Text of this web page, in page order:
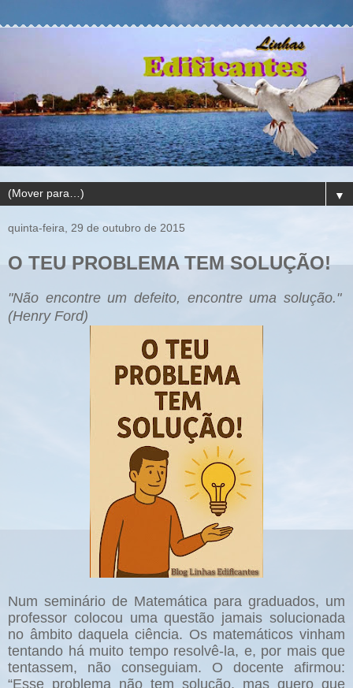
▼
quinta-feira, 29 de outubro de 2015
O TEU PROBLEMA TEM SOLUÇÃO!
"Não encontre um defeito, encontre uma solução."
(Henry Ford)
Num seminário de Matemática para graduados, um
professor colocou uma questão jamais solucionada
no âmbito daquela ciência. Os matemáticos vinham
tentando há muito tempo resolvê-la, e, por mais que
tentassem, não conseguiam. O docente afirmou:
“Esse problema não tem solução, mas quero que